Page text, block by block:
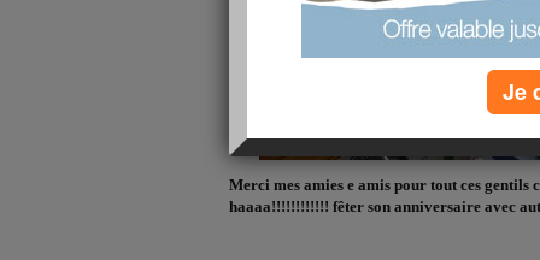
Merci mes amies e amis pour tout ces gentils
haaaa!!!!!!!!!!!! fêter son anniversaire avec
Je